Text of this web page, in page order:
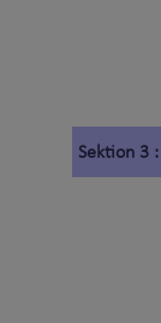
Sektion 3 :